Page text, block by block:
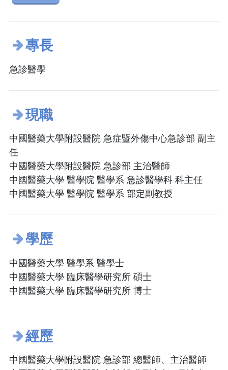
專長
急診醫學
現職
中國醫藥大學附設醫院 急症暨外傷中心急診部 副主
任
中國醫藥大學附設醫院 急診部 主治醫師
中國醫藥大學 醫學院 醫學系 急診醫學科 科主任
中國醫藥大學 醫學院 醫學系 部定副教授
學歷
中國醫藥大學 醫學系 醫學士
中國醫藥大學 臨床醫學研究所 碩士
中國醫藥大學 臨床醫學研究所 博士
經歷
中國醫藥大學附設醫院 急診部 總醫師、主治醫師